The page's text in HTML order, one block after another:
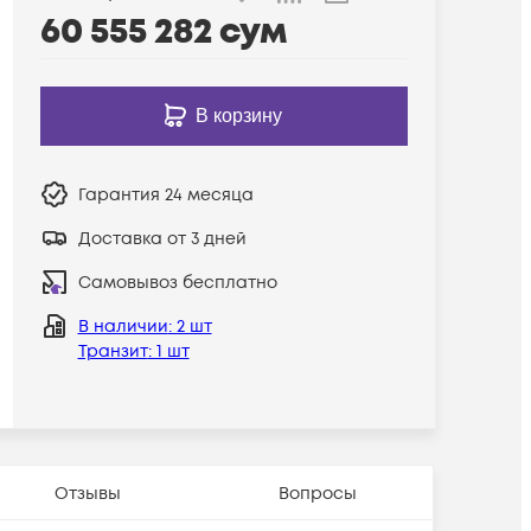
60 555 282сум
В корзину
Гарантия 24 месяца
Доставка от 3 дней
Самовывоз бесплатно
В наличии: 2 шт
Транзит: 1 шт
Отзывы Вопросы